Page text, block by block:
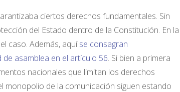
ciertos derechos fundamentales. Sin
del Estado dentro de la Constitución. En la
caso. Además, aquíse consagran
asamblea en el artículo 56. Si bien a primera
nacionales que limitan los derechos
monopolio de la comunicación siguen estando